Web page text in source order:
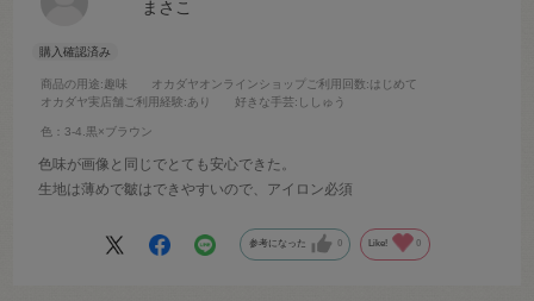
まさこ
商品の用途:趣味 オカダヤオンラインショップご利用回数:はじめて
オカダヤ実店舗ご利用経験:あり 好きな手芸:ししゅう
色：3-4.黒×ブラウン
色味が画像と同じでとても安心できた。
生地は薄めで皺はできやすいので、アイロン必須
参考になった 0 Like! 0